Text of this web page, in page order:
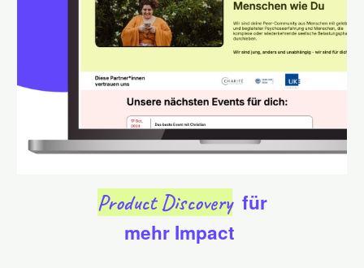
Product Discoveryfür
mehr Impact